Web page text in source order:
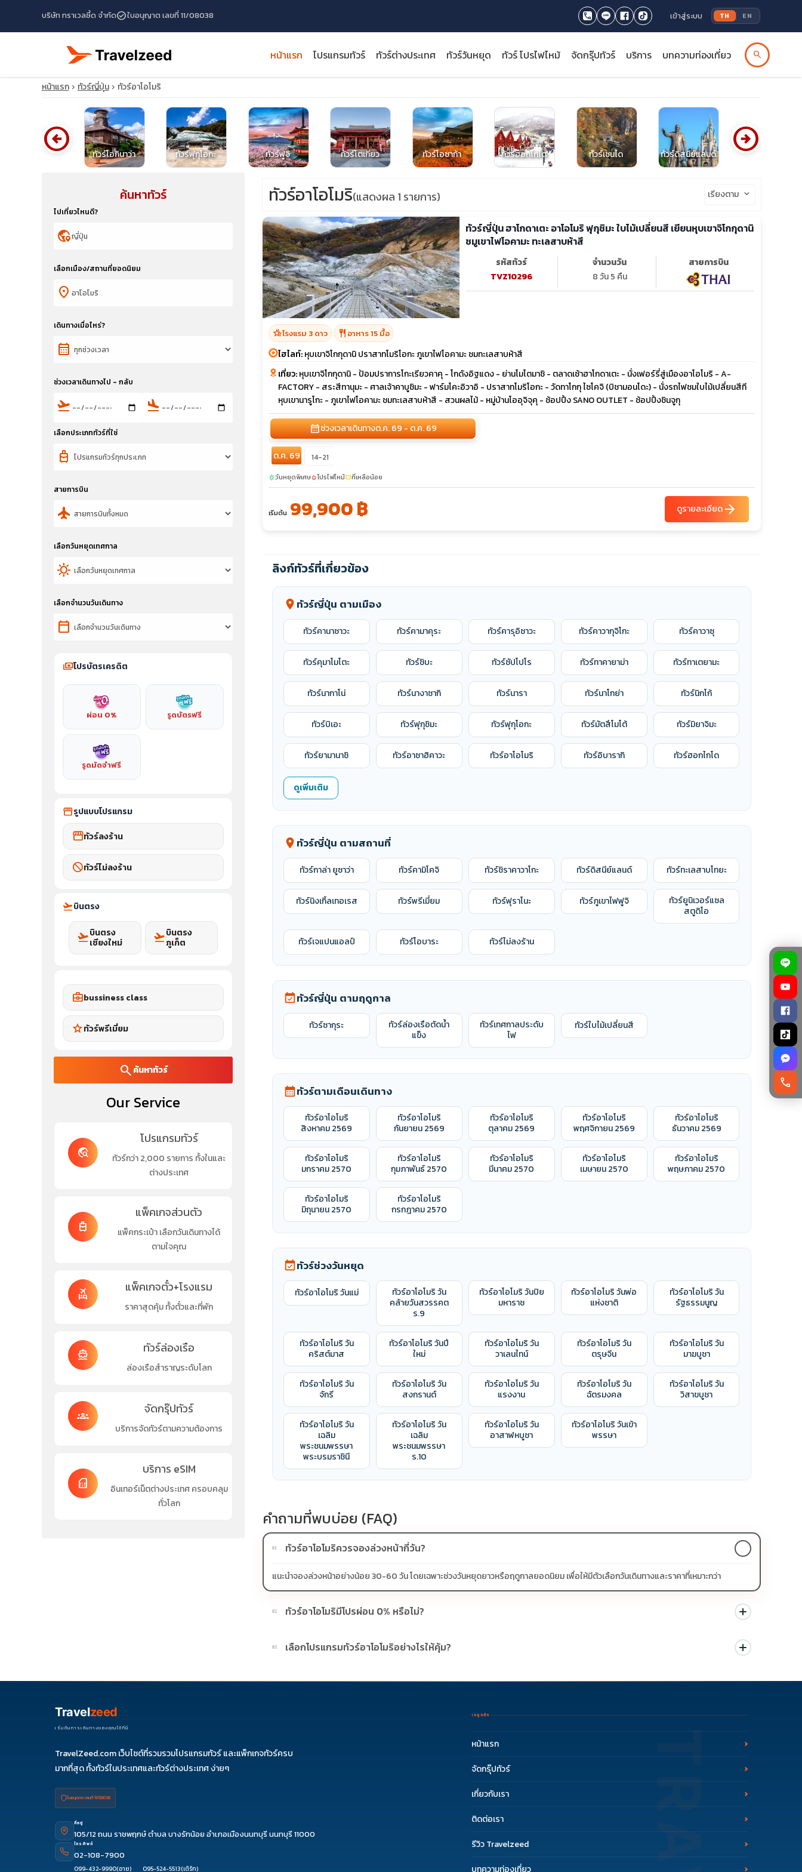
บริษัท ทราเวลซี้ด จำกัดcheck_circleใบอนุญาต เลขที่ 11/08038 เข้าสู่ระบบ TH EN
หน้าแรก โปรแกรมทัวร์ ทัวร์ต่างประเทศ ทัวร์วันหยุด ทัวร์ โปรไฟไหม้ จัดกรุ๊ปทัวร์ บริการ บทความท่องเที่ยว search
close
หน้าแรก ทัวร์ญี่ปุ่น ทัวร์อาโอโมริ
โปรไฟไหม้ญี่ปุ่น ทัวร์โอกินาว่า ทัวร์ฟุกุโอกะ ทัวร์ฟูจิ ทัวร์โตเกียว ทัวร์โอซาก้า ทัวร์ฮอกไกโด ทัวร์เซนได ทัวร์ดิสนีย์แลนด์ ทัวร์ยูนิเวอร์แซล
arrow_circle_left arrow_circle_right
ค้นหาทัวร์
ไปเที่ยวไหนดี?
globe_location_pin
เลือกเมือง/สถานที่ยอดนิยม
location_on
เดินทางเมื่อไหร่?
calendar_month
ช่วงเวลาเดินทางไป - กลับ
flight_takeoff flight_land
เลือกประเภททัวร์ที่ใช่
travel_luggage_and_bags
สายการบิน
flight
เลือกวันหยุดเทศกาล
sunny
เลือกจำนวนวันเดินทาง
calendar_today
paymentsโปรบัตรเครดิต
ผ่อน 0% รูดบัตรฟรี
รูดมัดจำฟรี
storefrontรูปแบบโปรแกรม
storefrontทัวร์ลงร้าน
blockทัวร์ไม่ลงร้าน
flight_takeoffบินตรง
flight_takeoffบินตรง
เชียงใหม่
flight_takeoffบินตรง
ภูเก็ต
business_centerbussiness class
starทัวร์พรีเมี่ยม
search ค้นหาทัวร์
Our Service
travel_explore
โปรแกรมทัวร์
ทัวร์กว่า 2,000 รายการ ทั้งในและ
ต่างประเทศ
travel_luggage_and_bags
แพ็คเกจส่วนตัว
แพ็คกระเป๋า เลือกวันเดินทางได้
ตามใจคุณ
flights_and_hotels แพ็คเกจตั๋ว+โรงแรม
ราคาสุดคุ้ม ทั้งตั๋วและที่พัก
directions_boat ทัวร์ล่องเรือ
ล่องเรือสำราญระดับโลก
groups จัดกรุ๊ปทัวร์
บริการจัดทัวร์ตามความต้องการ
sim_card
บริการ eSIM
อินเทอร์เน็ตต่างประเทศ ครอบคลุม
ทั่วโลก
ทัวร์อาโอโมริ(แสดงผล 1 รายการ) เรียงตาม keyboard_arrow_down
ทัวร์ญี่ปุ่น ฮาโกดาเตะ อาโอโมริ ฟุกุชิมะ ใบไม้เปลี่ยนสี เยียนหุบเขาจิโกกุดานิ
ชมูเขาไฟโอคามะ ทะเลสาบห้าสี
รหัสทัวร์
TVZ10296
จำนวนวัน
8 วัน 5 คืน
สายการบิน
hotel_classโรงแรม 3 ดาว restaurant อาหาร 15 มื้อ
ไฮไลท์:หุบเขาจิโกกุดานิ ปราสาทโมริโอกะ ภูเขาไฟโอคามะ ชมทะเลสาบห้าสี
เที่ยว:หุบเขาจิโกกุดานิ - ป้อมปราการโกะเรียวคาคุ - โกดังอิฐแดง - ย่านโมโตมาชิ - ตลาดเช้าฮาโกดาเตะ - นั่งเฟอร์รี่สู่เมืองอาโอโมริ - A-
FACTORY - สระสีทานุมะ - ศาลเจ้าคาบูชิมะ - ฟาร์มโคะอิวาอิ - ปราสาทโมริโอกะ - วัดทาโกกุ ไซโคจิ (บิชามอนโดะ) - นั่งรถไฟชมใบไม้เปลี่ยนสีที
หุบเขานารูโกะ - ภูเขาไฟโอคามะ ชมทะเลสาบห้าสี - สวนผลไม้ - หมู่บ้านโออุจิจุคุ - ช้อปปิ้ง SANO OUTLET - ช้อปปิ้งชินจูกุ
calendar_monthช่วงเวลาเดินทางต.ค. 69 - ต.ค. 69
ต.ค. 69 14-21
sunnyวันหยุดพิเศษlocal_fire_departmentโปรไฟไหม้confirmation_numberที่เหลือน้อย
เริ่มต้น 99,900 ฿ ดูรายละเอียดarrow_forward
ลิงก์ทัวร์ที่เกี่ยวข้อง
location_on ทัวร์ญี่ปุ่น ตามเมือง
ทัวร์คานาซาวะ ทัวร์คามาคุระ ทัวร์คารุอิซาวะ ทัวร์คาวากุจิโกะ ทัวร์คาวาซุ
ทัวร์คุมาโมโตะ ทัวร์ชิบะ ทัวร์ซัปโปโร ทัวร์ทาคายาม่า ทัวร์ทาเตยามะ
ทัวร์นากาโน่ ทัวร์นางาซากิ ทัวร์นารา ทัวร์นาโกย่า ทัวร์นิกโก้
ทัวร์บิเอะ ทัวร์ฟุกุชิมะ ทัวร์ฟุกุโอกะ ทัวร์มัตสึโมโต้ ทัวร์มิยาจิมะ
ทัวร์ยามานาชิ ทัวร์อาซาฮิคาวะ ทัวร์อาโอโมริ ทัวร์อิบารากิ ทัวร์ฮอกไกโด
ทัวร์ฮาคุบะ
ทัวร์โทโฮคุ
ทัวร์โอคายาม่า ทัวร์โอซาก้า ทัวร์โอตารุ
ดูเพิ่มเติม
location_on ทัวร์ญี่ปุ่น ตามสถานที่
ทัวร์กาล่า ยูซาว่า ทัวร์คามิโคจิ ทัวร์ชิราคาวาโกะ ทัวร์ดิสนีย์แลนด์ ทัวร์ทะเลสาบโทยะ
ทัวร์นิงเกิ้ลเทอเรส ทัวร์พรีเมี่ยม ทัวร์ฟุราโนะ ทัวร์ภูเขาไฟฟูจิ
ทัวร์ยูนิเวอร์แซล
สตูดิโอ
ทัวร์เจแปนแอลป์ ทัวร์โอบาระ ทัวร์ไม่ลงร้าน
event_availableทัวร์ญี่ปุ่น ตามฤดูกาล
ทัวร์ซากุระ
ทัวร์ล่องเรือตัดน้ำ
แข็ง
ทัวร์เทศกาลประดับ
ไฟ
ทัวร์ใบไม้เปลี่ยนสี
calendar_monthทัวร์ตามเดือนเดินทาง
ทัวร์อาโอโมริ
สิงหาคม 2569
ทัวร์อาโอโมริ
กันยายน 2569
ทัวร์อาโอโมริ
ตุลาคม 2569
ทัวร์อาโอโมริ
พฤศจิกายน 2569
ทัวร์อาโอโมริ
ธันวาคม 2569
ทัวร์อาโอโมริ
มกราคม 2570
ทัวร์อาโอโมริ
กุมภาพันธ์ 2570
ทัวร์อาโอโมริ
มีนาคม 2570
ทัวร์อาโอโมริ
เมษายน 2570
ทัวร์อาโอโมริ
พฤษภาคม 2570
ทัวร์อาโอโมริ
มิถุนายน 2570
ทัวร์อาโอโมริ
กรกฎาคม 2570
event_availableทัวร์ช่วงวันหยุด
ทัวร์อาโอโมริ วันแม่
ทัวร์อาโอโมริ วัน
คล้ายวันสวรรคต
ร.9
ทัวร์อาโอโมริ วันปิย
มหาราช
ทัวร์อาโอโมริ วันพ่อ
แห่งชาติ
ทัวร์อาโอโมริ วัน
รัฐธรรมนูญ
ทัวร์อาโอโมริ วัน
คริสต์มาส
ทัวร์อาโอโมริ วันปี
ใหม่
ทัวร์อาโอโมริ วัน
วาเลนไทน์
ทัวร์อาโอโมริ วัน
ตรุษจีน
ทัวร์อาโอโมริ วัน
มาฆบูชา
ทัวร์อาโอโมริ วัน
จักรี
ทัวร์อาโอโมริ วัน
สงกรานต์
ทัวร์อาโอโมริ วัน
แรงงาน
ทัวร์อาโอโมริ วัน
ฉัตรมงคล
ทัวร์อาโอโมริ วัน
วิสาขบูชา
ทัวร์อาโอโมริ วัน
เฉลิม
พระชนมพรรษา
พระบรมราชินี
ทัวร์อาโอโมริ วัน
เฉลิม
พระชนมพรรษา
ร.10
ทัวร์อาโอโมริ วัน
อาสาฬหบูชา
ทัวร์อาโอโมริ วันเข้า
พรรษา
คำถามที่พบบ่อย (FAQ)
01 ทัวร์อาโอโมริควรจองล่วงหน้ากี่วัน?
แนะนำจองล่วงหน้าอย่างน้อย 30-60 วัน โดยเฉพาะช่วงวันหยุดยาวหรือฤดูกาลยอดนิยม เพื่อให้มีตัวเลือกวันเดินทางและราคาที่เหมาะกว่า
02 ทัวร์อาโอโมริมีโปรผ่อน 0% หรือไม่?
บางโปรแกรมมีโปรผ่อน 0% หรือโปรโมชั่นบัตรเครดิตตามเงื่อนไขที่บริษัทกำหนด สามารถดูสัญลักษณ์โปรโมชั่นในรายการทัวร์แต่ละรายการได้
03 เลือกโปรแกรมทัวร์อาโอโมริอย่างไรให้คุ้ม?
call
Travelzeed
เริ่มต้นการเดินทางของคุณได้ที่นี่
TravelZeed.com เว็บไซต์ที่รวมรวมโปรแกรมทัวร์ และแพ็กเกจทัวร์ครบ
มากที่สุด ทั้งทัวร์ในประเทศและทัวร์ต่างประเทศ ง่ายๆ
ใบอนุญาต เลขที่ 11/08038
ที่อยู่
105/12 ถนน ราชพฤกษ์ ตำบล บางรักน้อย อำเภอเมืองนนทบุรี นนทบุรี 11000
โทรศัพท์
02-108-7900
099-432-9990(อาย) 095-524-5513(เติร์ก)
เมนูหลัก
หน้าแรก
จัดกรุ๊ปทัวร์
เกี่ยวกับเรา
ติดต่อเรา
รีวิว Travelzeed
บทความท่องเที่ยว